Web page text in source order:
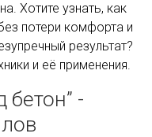
Хотите узнать, как
потери комфорта и
результат?
и её применения.
бетон” -